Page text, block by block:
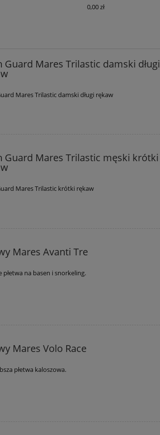
0,00 zł
Guard Mares Trilastic damski długi
Mares Trilastic damski długi rękaw
Guard Mares Trilastic męski krótki
Mares Trilastic krótki rękaw
Mares Avanti Tre
płetwa na basen i snorkeling.
Mares Volo Race
płetwa kaloszowa.